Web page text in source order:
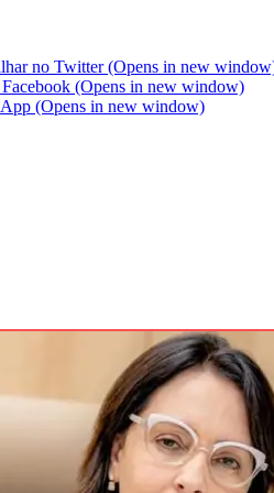
no Twitter (Opens in new
(Opens in new window)
(Opens in new window)